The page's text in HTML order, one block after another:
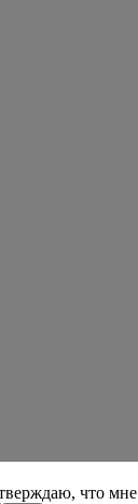
что мне